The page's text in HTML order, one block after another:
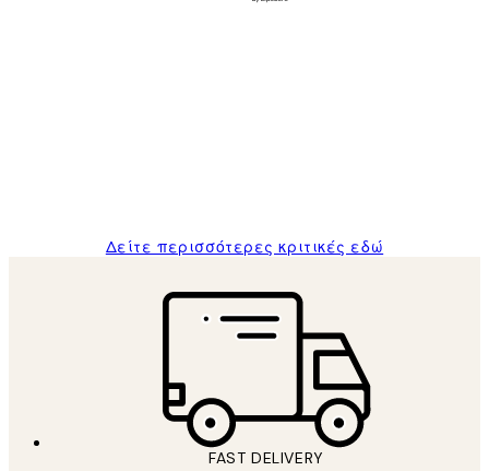
Δείτε περισσότερες κριτικές εδώ
FAST DELIVERY